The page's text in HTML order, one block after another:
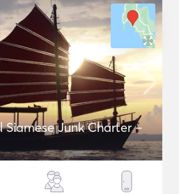
Junk Charter –